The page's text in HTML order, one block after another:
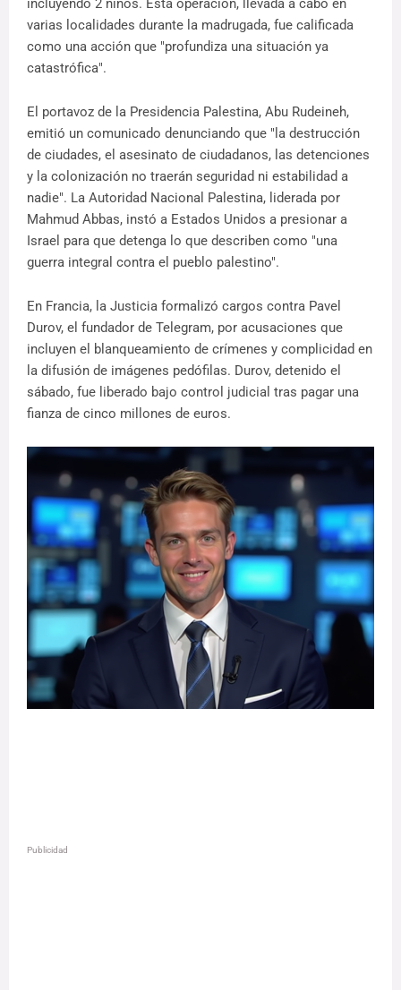
incluyendo 2 niños. Esta operación, llevada a cabo en
varias localidades durante la madrugada, fue calificada
como una acción que "profundiza una situación ya
catastrófica".
El portavoz de la Presidencia Palestina, Abu Rudeineh,
emitió un comunicado denunciando que "la destrucción
de ciudades, el asesinato de ciudadanos, las detenciones
y la colonización no traerán seguridad ni estabilidad a
nadie". La Autoridad Nacional Palestina, liderada por
Mahmud Abbas, instó a Estados Unidos a presionar a
Israel para que detenga lo que describen como "una
guerra integral contra el pueblo palestino".
En Francia, la Justicia formalizó cargos contra Pavel
Durov, el fundador de Telegram, por acusaciones que
incluyen el blanqueamiento de crímenes y complicidad en
la difusión de imágenes pedófilas. Durov, detenido el
sábado, fue liberado bajo control judicial tras pagar una
fianza de cinco millones de euros.
Publicidad